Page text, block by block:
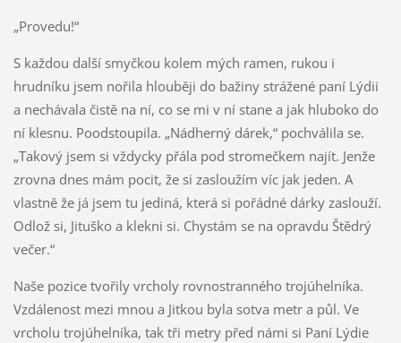
„Provedu!“
S každou další smyčkou kolem mých ramen, rukou i
hrudníku jsem nořila hlouběji do bažiny strážené paní Lýdii
a nechávala čistě na ní, co se mi v ní stane a jak hluboko do
ní klesnu. Poodstoupila. „Nádherný dárek,“ pochválila se.
„Takový jsem si vždycky přála pod stromečkem najít. Jenže
zrovna dnes mám pocit, že si zasloužím víc jak jeden. A
vlastně že já jsem tu jediná, která si pořádné dárky zaslouží.
Odlož si, Jituško a klekni si. Chystám se na opravdu Štědrý
večer.“
Naše pozice tvořily vrcholy rovnostranného trojúhelníka.
Vzdálenost mezi mnou a Jitkou byla sotva metr a půl. Ve
vrcholu trojúhelníka, tak tři metry před námi si Paní Lýdie